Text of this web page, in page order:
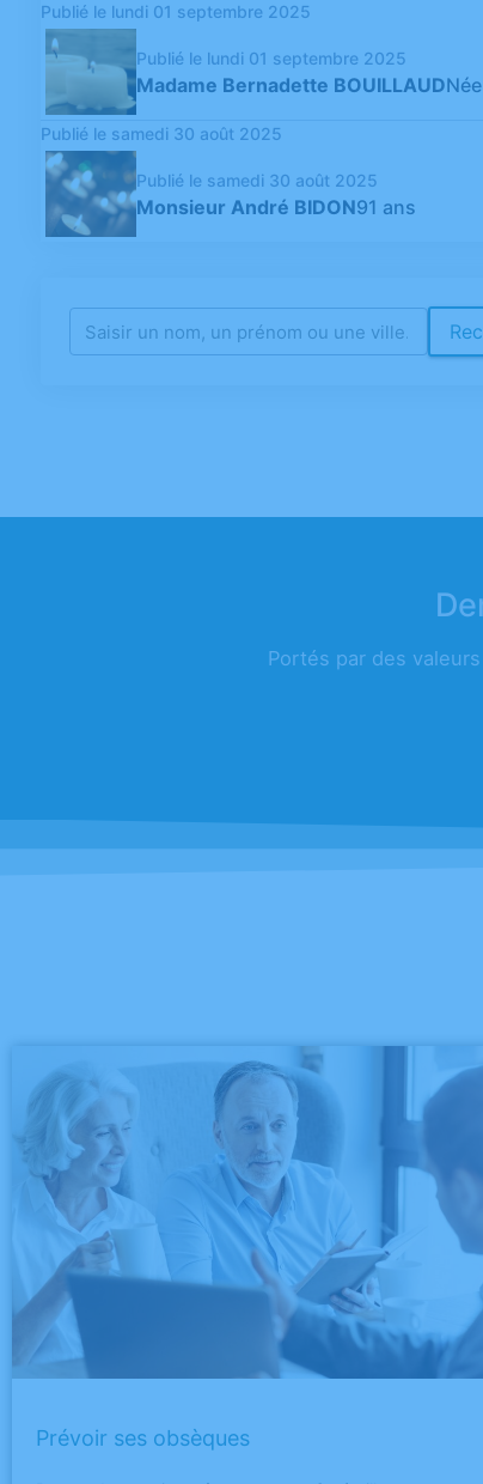
Publié le lundi 01 septembre 2025
Publié le lundi 01 septembre 2025
Madame Bernadette BOUILLAUD
Publié le samedi 30 août 2025
Publié le samedi 30 août 2025
Monsieur André BIDON91 ans
Portés par des
Prévoir ses obsèques